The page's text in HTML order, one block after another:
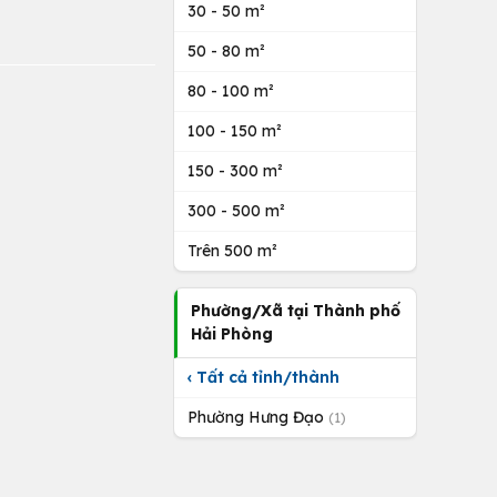
30 - 50 m²
50 - 80 m²
80 - 100 m²
100 - 150 m²
150 - 300 m²
300 - 500 m²
Trên 500 m²
Phường/Xã tại Thành phố
Hải Phòng
‹ Tất cả tỉnh/thành
Phường Hưng Đạo (1)